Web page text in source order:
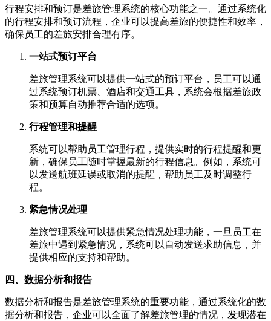
行程安排和预订是差旅管理系统的核心功能之一。通过系统化
的行程安排和预订流程，企业可以提高差旅的便捷性和效率，
确保员工的差旅安排合理有序。
一站式预订平台
差旅管理系统可以提供一站式的预订平台，员工可以通
过系统预订机票、酒店和交通工具，系统会根据差旅政
策和预算自动推荐合适的选项。
行程管理和提醒
系统可以帮助员工管理行程，提供实时的行程提醒和更
新，确保员工随时掌握最新的行程信息。例如，系统可
以发送航班延误或取消的提醒，帮助员工及时调整行
程。
紧急情况处理
差旅管理系统可以提供紧急情况处理功能，一旦员工在
差旅中遇到紧急情况，系统可以自动发送求助信息，并
提供相应的支持和帮助。
四、数据分析和报告
数据分析和报告是差旅管理系统的重要功能，通过系统化的数
据分析和报告，企业可以全面了解差旅管理的情况，发现潜在